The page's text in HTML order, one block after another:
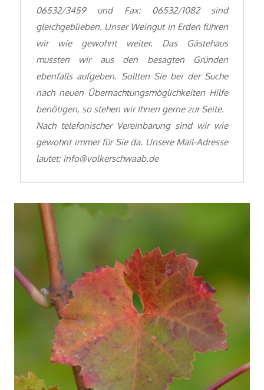
06532/3459 und Fax: 06532/1082 sind
gleichgeblieben. Unser Weingut in Erden führen
wir wie gewohnt weiter. Das Gästehaus
mussten wir aus den besagten Gründen
ebenfalls aufgeben. Sollten Sie bei der Suche
nach neuen Übernachtungsmöglichkeiten Hilfe
benötigen, so stehen wir Ihnen gerne zur Seite.
Nach telefonischer Vereinbarung sind wir wie
gewohnt immer für Sie da. Unsere Mail-Adresse
lautet: info@volkerschwaab.de